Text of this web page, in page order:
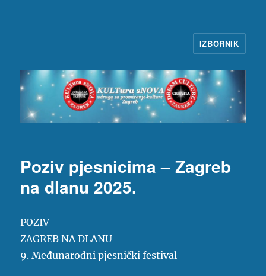
IZBORNIK
Poziv pjesnicima – Zagreb
na dlanu 2025.
POZIV
ZAGREB NA DLANU
9. Međunarodni pjesnički festival